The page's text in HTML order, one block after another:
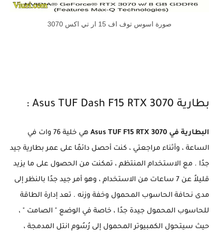
صورة اسوس توف اف 15 ار تي اكس 3070
بطارية Asus TUF Dash F15 RTX 3070 :
البطارية في Asus TUF F15 RTX 3070
هي خلية 76 وات في
الساعة ، وأثناء مراجعتي ، كنت أحصل دائمًا على عمر بطارية جيد
جدًا . مع الاستخدام المنتظم ، تمكنت من الحصول على ما يزيد
قليلاً عن 7 ساعات من الاستخدام ، وهو أمر جيد جدًا بالنظر إلى
مدى نحافة الحاسوب المحمول وخفة وزنه . تعد إدارة الطاقة
للحاسوب المحمول جيدة جدًا ، خاصة في الوضع " الصامت " ،
حيث سيتحول الكمبيوتر المحمول إلى رُسُوم انتل المدمجة ،